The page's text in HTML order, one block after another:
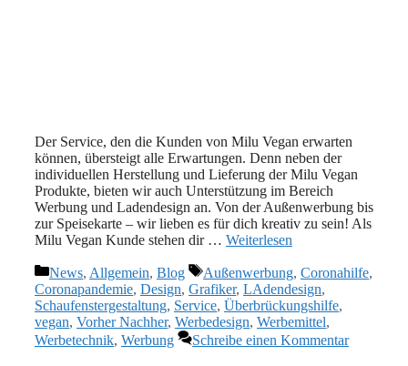
Der Service, den die Kunden von Milu Vegan erwarten
können, übersteigt alle Erwartungen. Denn neben der
individuellen Herstellung und Lieferung der Milu Vegan
Produkte, bieten wir auch Unterstützung im Bereich
Werbung und Ladendesign an. Von der Außenwerbung bis
zur Speisekarte – wir lieben es für dich kreativ zu sein! Als
Milu Vegan Kunde stehen dir … Weiterlesen
Kategorien
News, Allgemein, Blog Schlagwörter
Außenwerbung, Coronahilfe,
Coronapandemie, Design, Grafiker, LAdendesign,
Schaufenstergestaltung, Service, Überbrückungshilfe,
vegan, Vorher Nachher, Werbedesign, Werbemittel,
Werbetechnik, Werbung Schreibe einen Kommentar